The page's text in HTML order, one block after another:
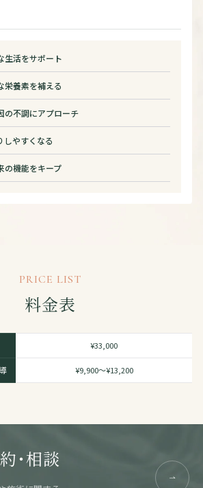
生活をサポート
栄養素を補える
の不調にアプローチ
しやすくなる
の機能をキープ
PRICE LIST
料金表
¥33,000
¥9,900～¥13,200
・相談